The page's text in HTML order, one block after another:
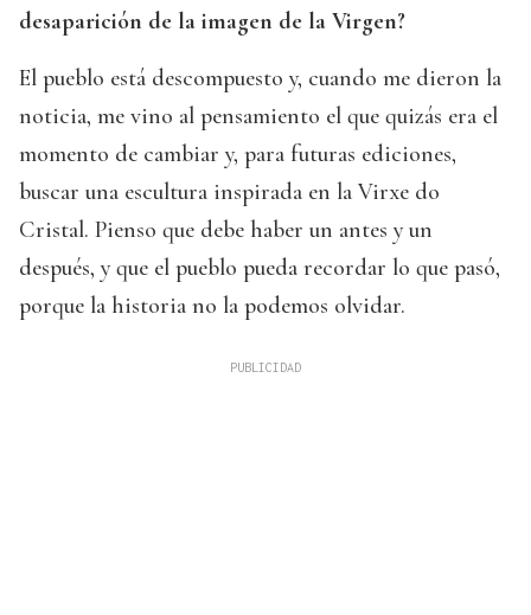
desaparición de la imagen de la Virgen?
El pueblo está descompuesto y, cuando me dieron la
noticia, me vino al pensamiento el que quizás era el
momento de cambiar y, para futuras ediciones,
buscar una escultura inspirada en la Virxe do
Cristal. Pienso que debe haber un antes y un
después, y que el pueblo pueda recordar lo que pasó,
porque la historia no la podemos olvidar.